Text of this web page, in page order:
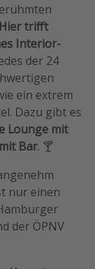
Hier trifft
Interior-
der 24
ein extrem
Dazu gibt es
Lounge mit
Bar. 🍸
nur einen
der ÖPNV